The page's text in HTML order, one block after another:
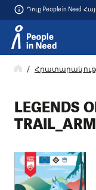
Přeskočit na obsah
Դուք People in Need
LEGENDS
TRAIL_ARM